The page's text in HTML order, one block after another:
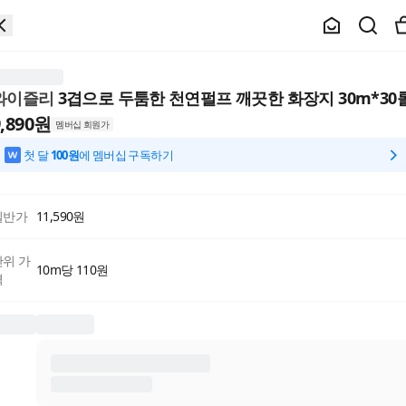
이즐리 3겹으로 두툼한 천연펄프 깨끗한 화장지 30m*30
원 멤버십 회원가
첫 달100원에 멤버십 구독하기
반가 11,590원
위 가
10m당 110원